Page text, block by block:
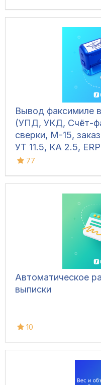
Вывод факсимиле
(УПД, УКД, Счёт-
сверки, М-15,
УТ 11.5, КА 2.5,
77
Автоматическое
выписки
10